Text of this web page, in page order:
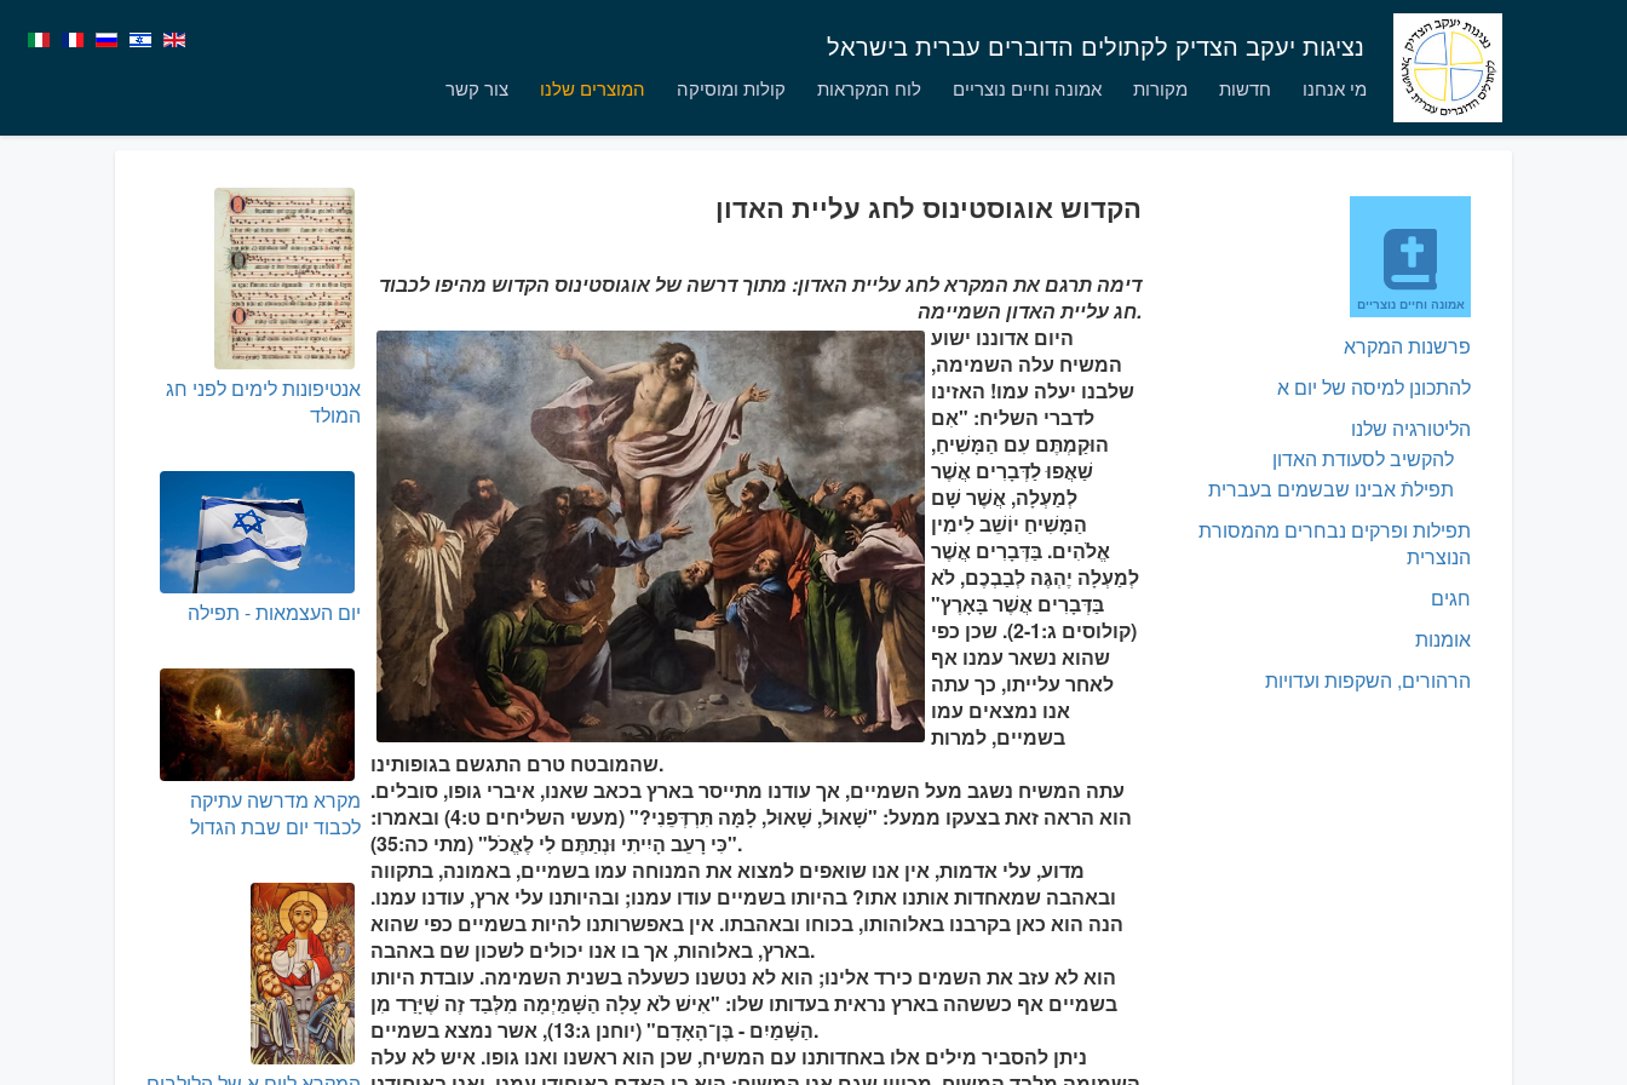
נציגות יעקב הצדיק לקתולים הדוברים עברית בישראל
מי אנחנו חדשות מקורות אמונה וחיים נוצריים לוח המקראות קולות ומוסיקה המוצרים שלנו צור קשר
אמונה וחיים נוצריים
פרשנות המקרא
להתכונן למיסה של יום א
הליטורגיה שלנו
להקשיב לסעודת האדון
תפילתֿ אבינו שבשמים בעברית
תפילות ופרקים נבחרים מהמסורת
הנוצרית
חגים
אומנות
הרהורים, השקפות ועדויות
הקדוש אוגוסטינוס לחג עליית האדון
דימה תרגם את המקרא לחג עליית האדון: מתוך דרשה של אוגוסטינוס הקדוש מהיפו לכבוד
חג עליית האדון השמיימה.
היום אדוננו ישוע
המשיח עלה השמימה,
שלבנו יעלה עמו! האזינו
לדברי השליח: "אִם
הוּקַמְתֶּם עִם הַמָּשִׁיחַ,
שַׁאֲפוּ לַדְּבָרִים אֲשֶׁר
לְמַעְלָה, אֲשֶׁר שָׁם
הַמָּשִׁיחַ יוֹשֵׁב לִימִין
אֱלֹהִים. בַּדְּבָרִים אֲשֶׁר
לְמַעְלָה יֶהְגֶּה לְבַבְכֶם, לֹא
בַּדְּבָרִים אֲשֶׁר בָּאָרֶץ"
(קולוסים ג:2-1). שכן כפי
שהוא נשאר עמנו אף
לאחר עלייתו, כך עתה
אנו נמצאים עמו
בשמיים, למרות
שהמובטח טרם התגשם בגופותינו.
עתה המשיח נשגב מעל השמיים, אך עודנו מתייסר בארץ בכאב שאנו, איברי גופו, סובלים.
הוא הראה זאת בצעקו ממעל: "שָׁאוּל, שָׁאוּל, לָמָּה תִּרְדְּפֵנִי?" (מעשי השליחים ט:4) ובאמרו:
"כִּי רָעֵב הָיִיתִי וּנְתַתֶּם לִי לֶאֱכֹל" (מתי כה:35).
מדוע, עלי אדמות, אין אנו שואפים למצוא את המנוחה עמו בשמיים, באמונה, בתקווה
ובאהבה שמאחדות אותנו אתו? בהיותו בשמיים עודו עמנו; ובהיותנו עלי ארץ, עודנו עמנו.
הנה הוא כאן בקרבנו באלוהותו, בכוחו ובאהבתו. אין באפשרותנו להיות בשמיים כפי שהוא
בארץ, באלוהות, אך בו אנו יכולים לשכון שם באהבה.
הוא לא עזב את השמים כירד אלינו; הוא לא נטשנו כשעלה בשנית השמימה. עובדת היותו
בשמיים אף כששהה בארץ נראית בעדותו שלו: "אִישׁ לֹא עָלָה הַשָּׁמַיְמָה מִלְּבַד זֶה שֶׁיָּרַד מִן
הַשָּׁמַיִם - בֶּן־הָאָדָם" (יוחנן ג:13), אשר נמצא בשמיים.
ניתן להסביר מילים אלו באחדותנו עם המשיח, שכן הוא ראשנו ואנו גופו. איש לא עלה
אנטיפונות לימים לפני חג
המולד
יום העצמאות - תפילה
מקרא מדרשה עתיקה
לכבוד יום שבת הגדול